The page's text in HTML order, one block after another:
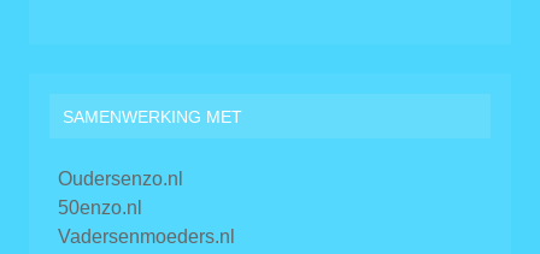
SAMENWERKING MET
Oudersenzo.nl
50enzo.nl
Vadersenmoeders.nl